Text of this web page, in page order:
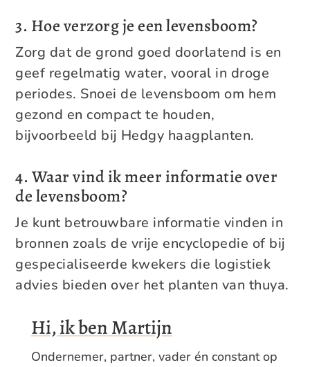
3. Hoe verzorg je een levensboom?
Zorg dat de grond goed doorlatend is en
geef regelmatig water, vooral in droge
periodes. Snoei de levensboom om hem
gezond en compact te houden,
bijvoorbeeld bij Hedgy haagplanten.
4. Waar vind ik meer informatie over
de levensboom?
Je kunt betrouwbare informatie vinden in
bronnen zoals de vrije encyclopedie of bij
gespecialiseerde kwekers die logistiek
advies bieden over het planten van thuya.
Hi, ik ben Martijn
Ondernemer, partner, vader én constant op